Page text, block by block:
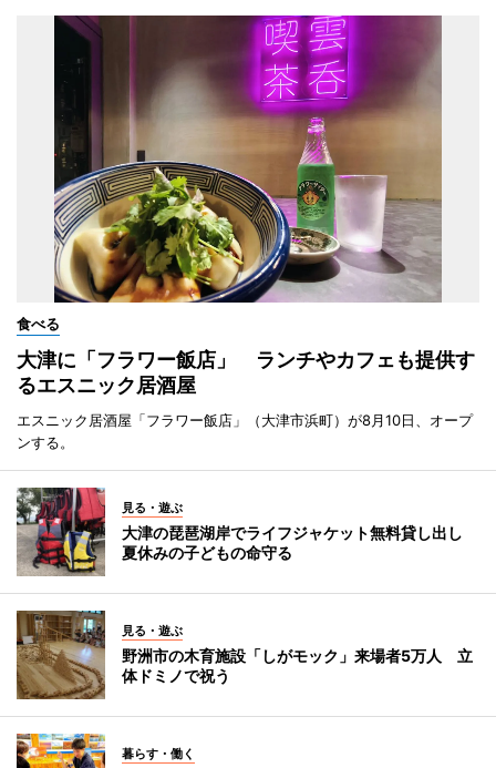
食べる
大津に「フラワー飯店」 ランチやカフェも提供す
るエスニック居酒屋
エスニック居酒屋「フラワー飯店」（大津市浜町）が8月10日、オープ
ンする。
見る・遊ぶ
大津の琵琶湖岸でライフジャケット無料貸し出し
夏休みの子どもの命守る
見る・遊ぶ
野洲市の木育施設「しがモック」来場者5万人 立
体ドミノで祝う
暮らす・働く